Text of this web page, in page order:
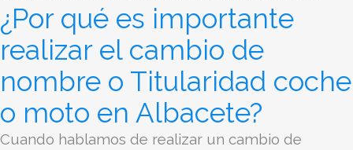
¿Por qué es importante
realizar el cambio de
nombre o Titularidad coche
o moto en Albacete?
Cuando hablamos de realizar un cambio de